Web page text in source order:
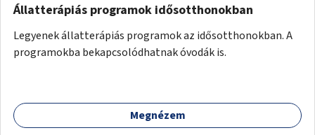
Állatterápiás programok idősotthonokban
Legyenek állatterápiás programok az idősotthonokban. A
programokba bekapcsolódhatnak óvodák is.
Megnézem